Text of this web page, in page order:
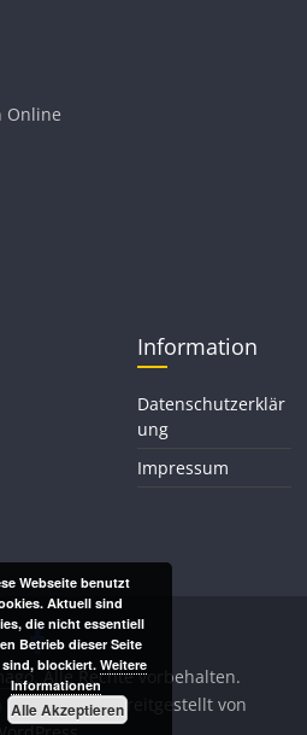
Online
Information
Datenschutzerklär
ung
Impressum
. Alle Rechte vorbehalten.
ThemeGrill. Bereitgestellt von
Webseite benutzt
Aktuell sind
die nicht essentiell
Betrieb dieser Seite
blockiert.Weitere
Informationen
Alle Akzeptieren